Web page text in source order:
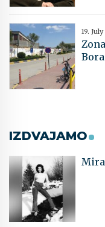
19.
IZDVAJAMO